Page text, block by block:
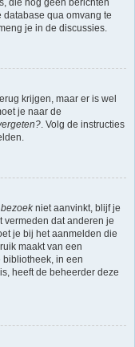
die nog geen berichten
qua omvang te
je in de discussies.
krijgen, maar er is wel
je naar de
. Volg de instructies
niet aanvinkt, blijf je
vermeden dat anderen je
je bij het aanmelden die
maakt van een
in een
heeft de beheerder deze